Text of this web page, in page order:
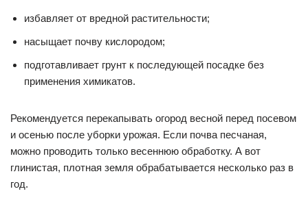
избавляет от вредной растительности;
насыщает почву кислородом;
подготавливает грунт к последующей посадке без
применения химикатов.
Рекомендуется перекапывать огород весной перед посевом
и осенью после уборки урожая. Если почва песчаная,
можно проводить только весеннюю обработку. А вот
глинистая, плотная земля обрабатывается несколько раз в
год.